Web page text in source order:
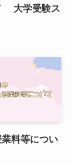
大学受験ス
料等につい